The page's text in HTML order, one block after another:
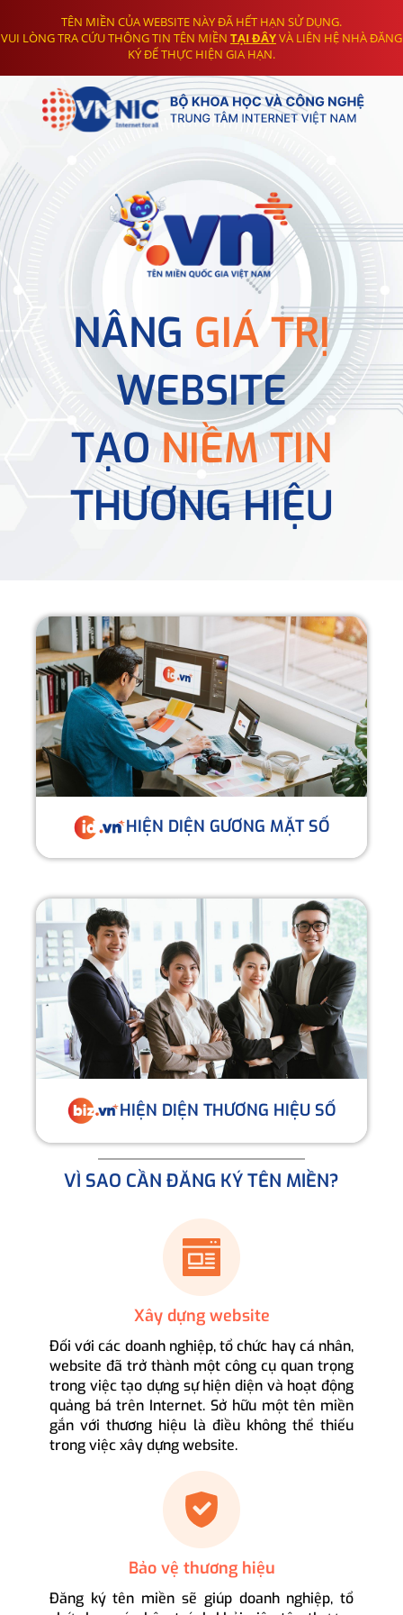
TÊN MIỀN CỦA WEBSITE NÀY ĐÃ HẾT HẠN SỬ DỤNG.
VUI LÒNG TRA CỨU THÔNG TIN TÊN MIỀN TẠI ĐÂYVÀ LIÊN HỆ NHÀ ĐĂNG
KÝ ĐỂ THỰC HIỆN GIA HẠN.
NÂNG GIÁ TRỊ
WEBSITE
TẠONIỀM TIN
THƯƠNG HIỆU
HIỆN DIỆN GƯƠNG MẶT SỐ
HIỆN DIỆN THƯƠNG HIỆU SỐ
VÌ SAO CẦN ĐĂNG KÝ TÊN MIỀN?
Xây dựng website
Đối với các doanh nghiệp, tổ chức hay cá nhân,
website đã trở thành một công cụ quan trọng
trong việc tạo dựng sự hiện diện và hoạt động
quảng bá trên Internet. Sở hữu một tên miền
gắn với thương hiệu là điều không thể thiếu
trong việc xây dựng website.
Bảo vệ thương hiệu
Đăng ký tên miền sẽ giúp doanh nghiệp, tổ